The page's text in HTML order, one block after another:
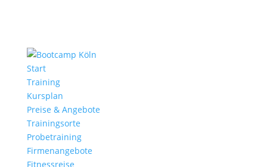
Start
Training
Kursplan
Preise & Angebote
Trainingsorte
Probetraining
Firmenangebote
Fitnessreise